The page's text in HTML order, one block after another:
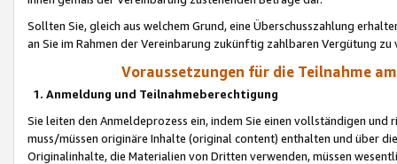
Sollten Sie, gleich aus welchem Grund, eine Überschusszahlung
an Sie im Rahmen der Vereinbarung zukünftig zahlbaren Vergütung zu
Voraussetzungen für die Teilnahme
1. Anmeldung und Teilnahmeberechtigung
Sie leiten den Anmeldeprozess ein, indem Sie einen vollständigen
muss/müssen originäre Inhalte (original content) enthalten und über
Originalinhalte, die Materialien von Dritten verwenden, müssen